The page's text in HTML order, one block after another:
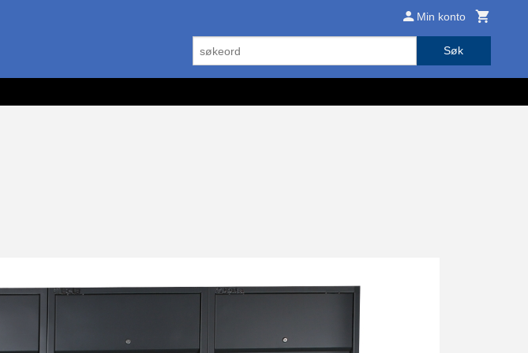
Min konto
Søk